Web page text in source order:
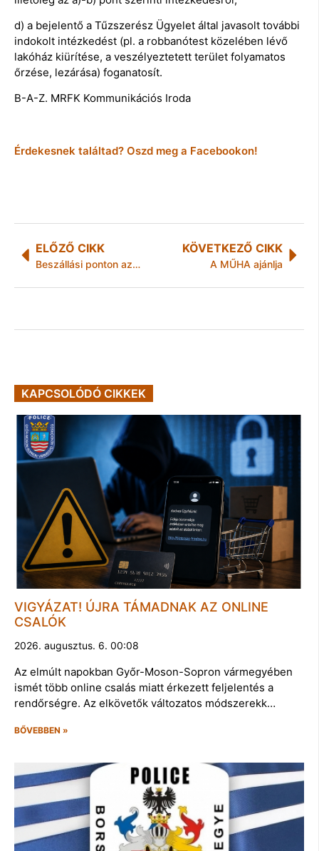
d) a bejelentő a Tűzszerész Ügyelet által javasolt további
indokolt intézkedést (pl. a robbanótest közelében lévő
lakóház kiürítése, a veszélyeztetett terület folyamatos
őrzése, lezárása) foganatosít.
B-A-Z. MRFK Kommunikációs Iroda
Érdekesnek találtad? Oszd meg a Facebookon!
ELŐZŐ CIKK
Beszállási ponton az arany
KÖVETKEZŐ CIKK
A MŰHA ajánlja
KAPCSOLÓDÓ CIKKEK
VIGYÁZAT! ÚJRA TÁMADNAK AZ ONLINE
CSALÓK
2026. augusztus. 6. 00:08
Az elmúlt napokban Győr-Moson-Sopron vármegyében
ismét több online csalás miatt érkezett feljelentés a
rendőrségre. Az elkövetők változatos módszerekk…
BŐVEBBEN »